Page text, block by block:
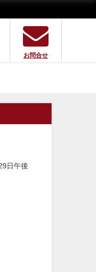
お問合せ
日午後